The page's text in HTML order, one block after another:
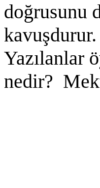
doğrusunu
Yazılanlar
nedir?